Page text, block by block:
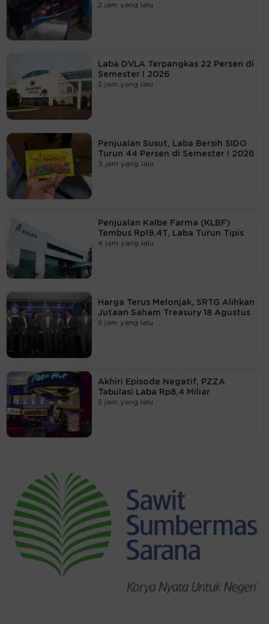
2 jam yang lalu
Laba DVLA Terpangkas 22 Persen di
Semester I 2026
2 jam yang lalu
Penjualan Susut, Laba Bersih SIDO
Turun 44 Persen di Semester I 2026
3 jam yang lalu
Penjualan Kalbe Farma (KLBF)
Tembus Rp19,4T, Laba Turun Tipis
4 jam yang lalu
Harga Terus Melonjak, SRTG Alihkan
Jutaan Saham Treasury 18 Agustus
5 jam yang lalu
Akhiri Episode Negatif, PZZA
Tabulasi Laba Rp8,4 Miliar
5 jam yang lalu